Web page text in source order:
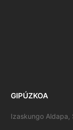
GIPÚZKOA
Izaskungo Aldapa,